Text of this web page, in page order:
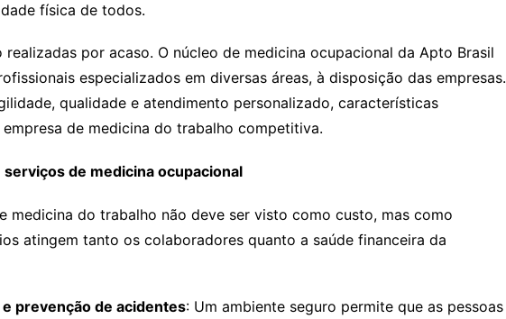
física de todos.
realizadas por acaso. O núcleo de medicina ocupacional da Apto Brasil
especializados em diversas áreas, à disposição das empresas.
qualidade e atendimento personalizado, características
de medicina do trabalho competitiva.
de medicina ocupacional
medicina do trabalho não deve ser visto como custo, mas como
atingem tanto os colaboradores quanto a saúde financeira da
prevenção de acidentes: Um ambiente seguro permite que as pessoas